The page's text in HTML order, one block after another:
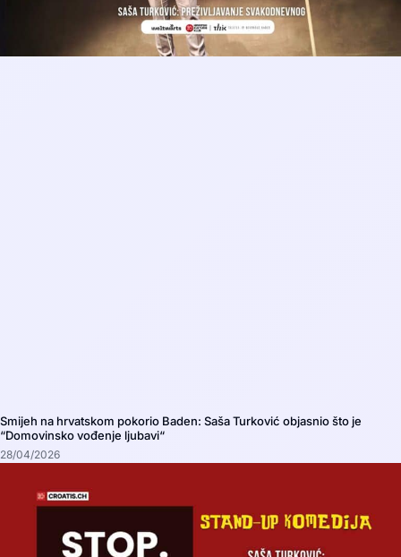
Smijeh na hrvatskom pokorio Baden: Saša Turković objasnio što je
“Domovinsko vođenje ljubavi“
28/04/2026